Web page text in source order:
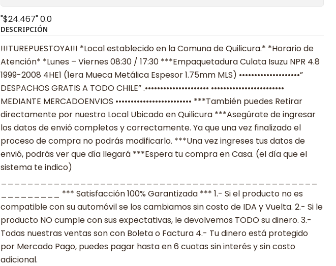
"$24.467"0.0
DESCRIPCIÓN
!!!TUREPUESTOYA!!! *Local establecido en la Comuna de Quilicura.* *Horario de
Atención* *Lunes – Viernes 08:30 / 17:30 ***Empaquetadura Culata Isuzu NPR 4.8
1999-2008 4HE1 (1era Mueca Metálica Espesor 1.75mm MLS) ••••••••••••••••••••”
DESPACHOS GRATIS A TODO CHILE” .••••••••••••••••••••• ••••••••••••••••••••••••
MEDIANTE MERCADOENVIOS ••••••••••••••••••••••••• ***También puedes Retirar
directamente por nuestro Local Ubicado en Quilicura ***Asegúrate de ingresar
los datos de envió completos y correctamente. Ya que una vez finalizado el
proceso de compra no podrás modificarlo. ***Una vez ingreses tus datos de
envió, podrás ver que día llegará ***Espera tu compra en Casa. (el día que el
sistema te indico)
_________ *** Satisfacción 100% Garantizada *** 1.- Si el producto no es
compatible con su automóvil se los cambiamos sin costo de IDA y Vuelta. 2.- Si le
producto NO cumple con sus expectativas, le devolvemos TODO su dinero. 3.-
Todas nuestras ventas son con Boleta o Factura 4.- Tu dinero está protegido
por Mercado Pago, puedes pagar hasta en 6 cuotas sin interés y sin costo
adicional.